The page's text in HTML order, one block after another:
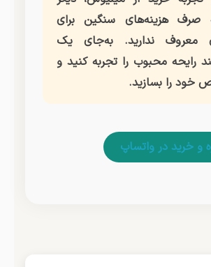
صرف هزینه‌های سنگین برای
معروف ندارید. به‌جای یک
رایحه محبوب را تجربه کنید و
را بسازید.
و خرید در واتساپ